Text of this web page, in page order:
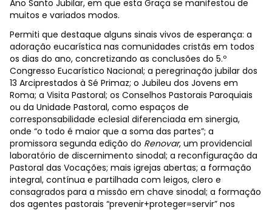
Ano Santo Jubilar, em que esta Graça se manifestou de
muitos e variados modos.
Permiti que destaque alguns sinais vivos de esperança: a
adoração eucarística nas comunidades cristãs em todos
os dias do ano, concretizando as conclusões do 5.º
Congresso Eucarístico Nacional; a peregrinação jubilar dos
13 Arciprestados à Sé Primaz; o Jubileu dos Jovens em
Roma; a Visita Pastoral; os Conselhos Pastorais Paroquiais
ou da Unidade Pastoral, como espaços de
corresponsabilidade eclesial diferenciada em sinergia,
onde “o todo é maior que a soma das partes”; a
promissora segunda edição do Renovar, um providencial
laboratório de discernimento sinodal; a reconfiguração da
Pastoral das Vocações; mais igrejas abertas; a formação
integral, contínua e partilhada com leigos, clero e
consagrados para a missão em chave sinodal; a formação
dos agentes pastorais “prevenir+proteger=servir” nos